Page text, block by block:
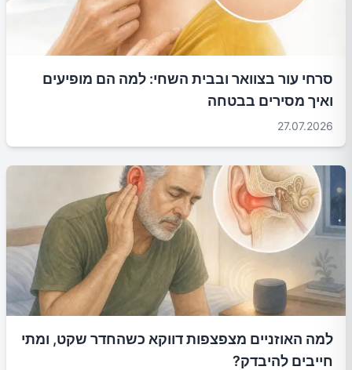
סרחי עור בצוואר ובבית השחי: למה הם מופיעים
ואיך מסירים בבטחה
27.07.2026
למה האוזניים מצפצפות דווקא כשהחדר שקט, ומתי
חייבים להיבדק?